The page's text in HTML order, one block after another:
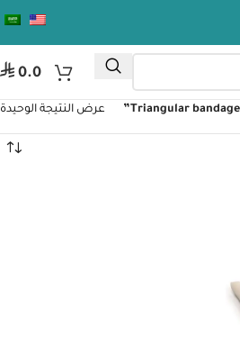
⃁ 0.0
عرض النتيجة الوحيدة